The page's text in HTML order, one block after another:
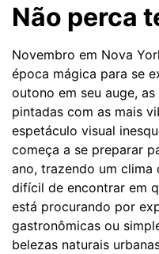
Não perca
Novembro em Nova
época mágica para se
outono em seu auge,
pintadas com as mais
espetáculo visual
começa a se preparar
ano, trazendo um
difícil de encontrar em
está procurando por
gastronômicas ou
belezas naturais